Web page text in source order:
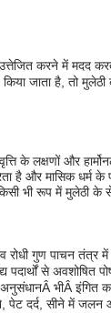
करने में मदद
जाता है, तो
के लक्षणों और
है और मासिक धर्म के
भी रूप में मुलेठी के
रोधी गुण पाचन तंत्र
से अवशोषित
अनुसंधानÂ भीÂ इंगित
पेट दर्द, सीने में